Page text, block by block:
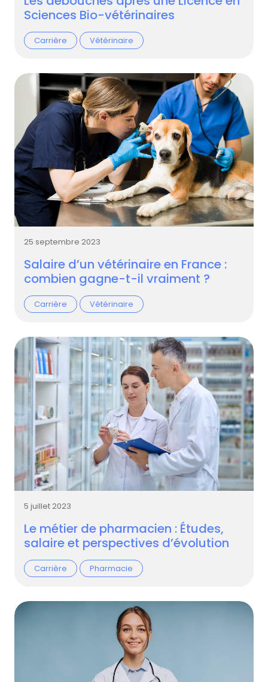
Sciences Bio-vétérinaires
Carrière Vétérinaire
25 septembre 2023
Salaire d’un vétérinaire en France :
combien gagne-t-il vraiment ?
Carrière Vétérinaire
5 juillet 2023
Le métier de pharmacien : Études,
salaire et perspectives d’évolution
Carrière Pharmacie